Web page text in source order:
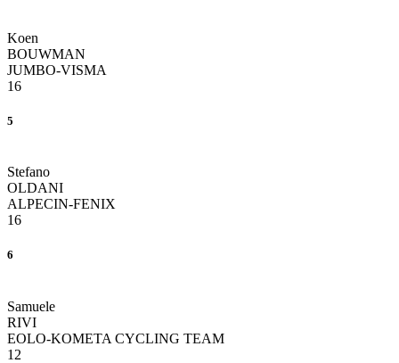
Koen
BOUWMAN
JUMBO-VISMA
16
5
Stefano
OLDANI
ALPECIN-FENIX
16
6
Samuele
RIVI
EOLO-KOMETA CYCLING TEAM
12